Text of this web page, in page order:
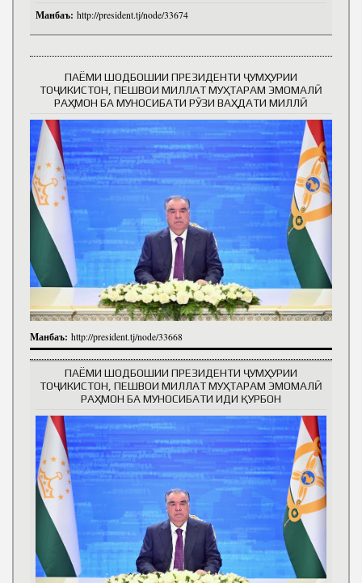
Манбаъ: http://president.tj/node/33674
ПАЁМИ ШОДБОШИИ ПРЕЗИДЕНТИ ҶУМҲУРИИ
ТОҶИКИСТОН, ПЕШВОИ МИЛЛАТ МУҲТАРАМ ЭМОМАЛӢ
РАҲМОН БА МУНОСИБАТИ РӮЗИ ВАҲДАТИ МИЛЛӢ
Манбаъ: http://president.tj/node/33668
ПАЁМИ ШОДБОШИИ ПРЕЗИДЕНТИ ҶУМҲУРИИ
ТОҶИКИСТОН, ПЕШВОИ МИЛЛАТ МУҲТАРАМ ЭМОМАЛӢ
РАҲМОН БА МУНОСИБАТИ ИДИ ҚУРБОН